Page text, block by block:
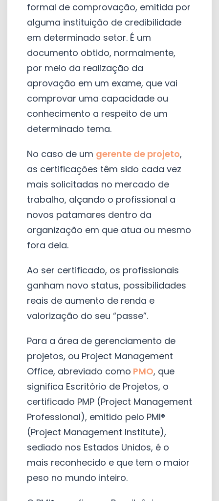
formal de comprovação, emitida por
alguma instituição de credibilidade
em determinado setor. É um
documento obtido, normalmente,
por meio da realização da
aprovação em um exame, que vai
comprovar uma capacidade ou
conhecimento a respeito de um
determinado tema.
No caso de um gerente de projeto,
as certificações têm sido cada vez
mais solicitadas no mercado de
trabalho, alçando o profissional a
novos patamares dentro da
organização em que atua ou mesmo
fora dela.
Ao ser certificado, os profissionais
ganham novo status, possibilidades
reais de aumento de renda e
valorização do seu “passe”.
Para a área de gerenciamento de
projetos, ou Project Management
Office, abreviado como PMO, que
significa Escritório de Projetos, o
certificado PMP (Project Management
Professional), emitido pelo PMI®
(Project Management Institute),
sediado nos Estados Unidos, é o
mais reconhecido e que tem o maior
peso no mundo inteiro.